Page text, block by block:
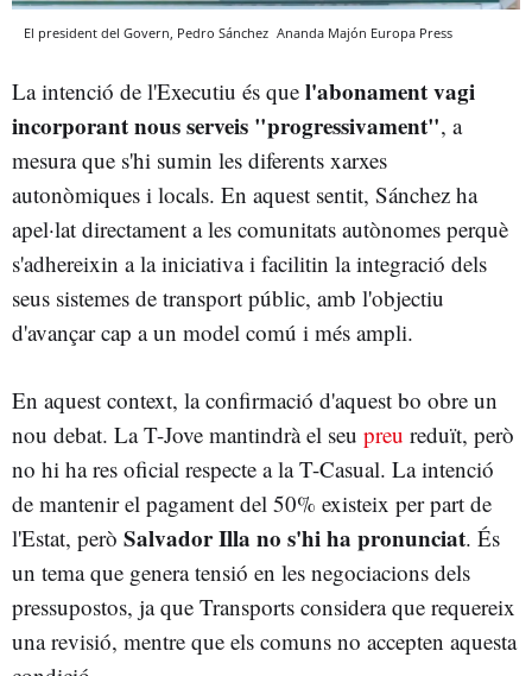
El president del Govern, Pedro Sánchez Ananda Majón Europa Press
La intenció de l'Executiu és que l'abonament vagi
incorporant nous serveis "progressivament", a
mesura que s'hi sumin les diferents xarxes
autonòmiques i locals. En aquest sentit, Sánchez ha
apel·lat directament a les comunitats autònomes perquè
s'adhereixin a la iniciativa i facilitin la integració dels
seus sistemes de transport públic, amb l'objectiu
d'avançar cap a un model comú i més ampli.
En aquest context, la confirmació d'aquest bo obre un
nou debat. La T-Jove mantindrà el seu preu reduït, però
no hi ha res oficial respecte a la T-Casual. La intenció
de mantenir el pagament del 50% existeix per part de
l'Estat, però Salvador Illa no s'hi ha pronunciat. És
un tema que genera tensió en les negociacions dels
pressupostos, ja que Transports considera que requereix
una revisió, mentre que els comuns no accepten aquesta